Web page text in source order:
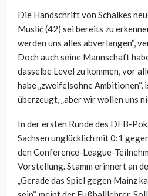
Die Handschrift von Schalkes
Muslić (42) sei bereits zu
werden uns alles abverlangen“,
Doch auch seine Mannschaft
dasselbe Level zu kommen, vor
habe „zweifelsohne
überzeugt, „aber wir wollen uns
In der ersten Runde des DFB-
Sachsen unglücklich mit 0:1
den Conference-League-
Vorstellung. Stamm erinnert an
„Gerade das Spiel gegen Mainz